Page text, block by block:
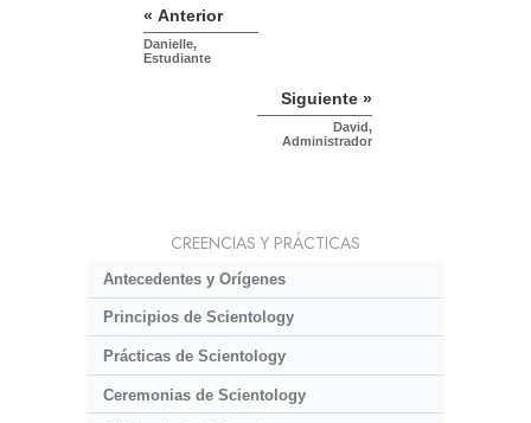
« Anterior
Danielle,
Estudiante
Siguiente »
David,
Administrador
CREENCIAS Y PRÁCTICAS
Antecedentes y Orígenes
Principios de Scientology
Prácticas de Scientology
Ceremonias de Scientology